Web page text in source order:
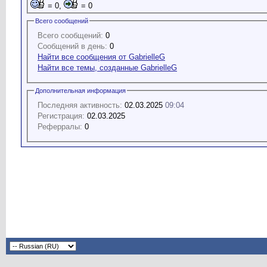
= 0, = 0
Всего сообщений
Всего сообщений: 0
Сообщений в день: 0
Найти все сообщения от GabrielleG
Найти все темы, созданные GabrielleG
Дополнительная информация
Последняя активность: 02.03.2025 09:04
Регистрация: 02.03.2025
Реферралы: 0